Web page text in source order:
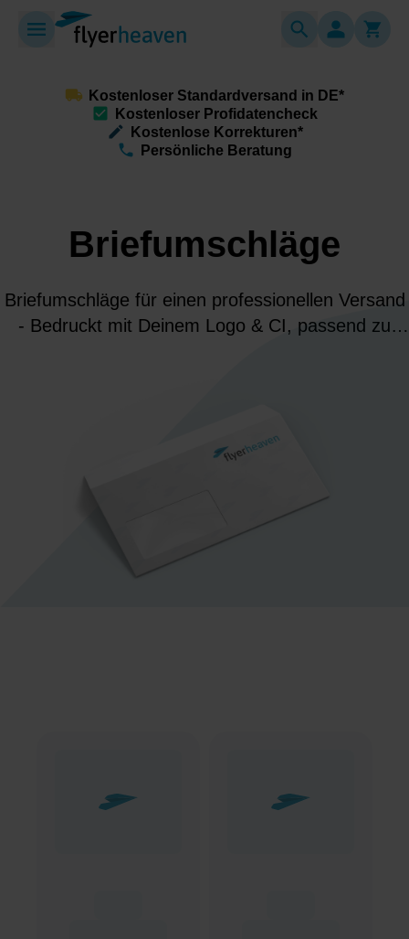
Kostenloser Standardversand in DE*
Kostenloser Profidatencheck
Kostenlose Korrekturen*
Persönliche Beratung
Briefumschläge
Briefumschläge für einen professionellen Versand
- Bedruckt mit Deinem Logo & CI, passend zu